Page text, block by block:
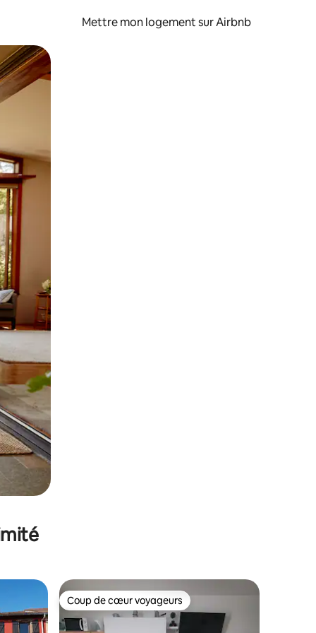
Mettre mon logement sur Airbnb
glisser.
appréciés Coup de cœur voyageurs
Coup de cœur voyageurs